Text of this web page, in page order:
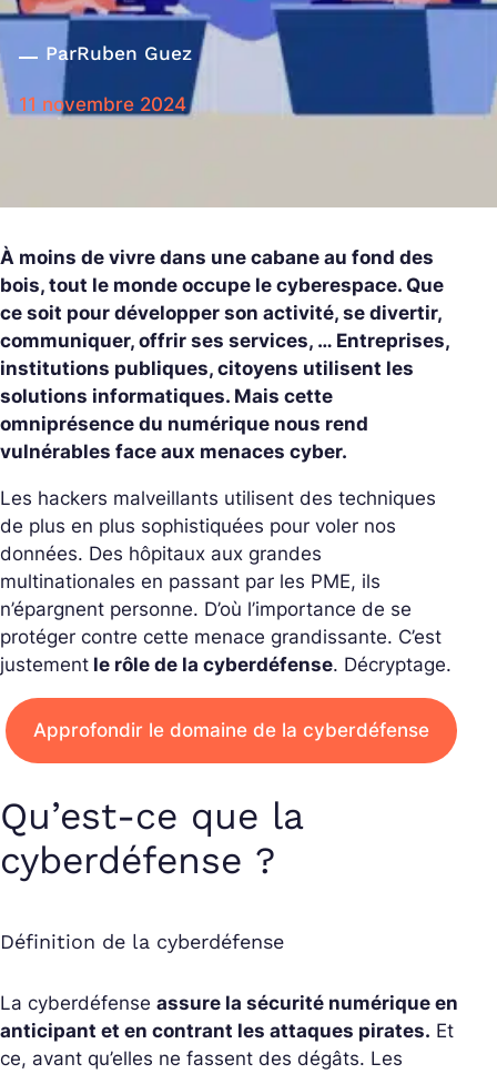
ParRuben Guez
11 novembre 2024
À moins de vivre dans une cabane au fond des
bois, tout le monde occupe le cyberespace. Que
ce soit pour développer son activité, se divertir,
communiquer, offrir ses services, … Entreprises,
institutions publiques, citoyens utilisent les
solutions informatiques. Mais cette
omniprésence du numérique nous rend
vulnérables face aux menaces cyber.
Les hackers malveillants utilisent des techniques
de plus en plus sophistiquées pour voler nos
données. Des hôpitaux aux grandes
multinationales en passant par les PME, ils
n’épargnent personne. D’où l’importance de se
protéger contre cette menace grandissante. C’est
justement le rôle de la cyberdéfense. Décryptage.
Approfondir le domaine de la cyberdéfense
Qu’est-ce que la
cyberdéfense ?
Définition de la cyberdéfense
La cyberdéfense assure la sécurité numérique en
anticipant et en contrant les attaques pirates. Et
ce, avant qu’elles ne fassent des dégâts. Les